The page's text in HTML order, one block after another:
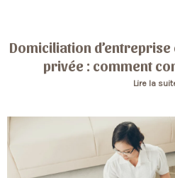
Domiciliation
privée : comment
Lire la